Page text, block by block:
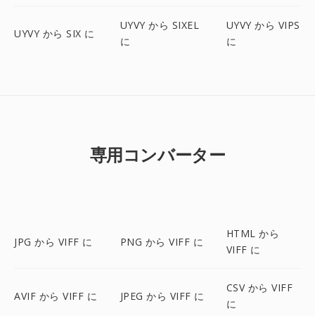
UYVY から SIX に
UYVY から SIXEL
に
UYVY から VIPS
に
専用コンバーター
JPG から VIFF に PNG から VIFF に
HTML から
VIFF に
AVIF から VIFF に JPEG から VIFF に
CSV から VIFF
に